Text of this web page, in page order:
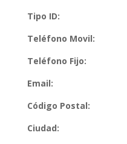
Tipo ID:
Teléfono Movil:
Teléfono Fijo:
Email:
Código Postal:
Ciudad: